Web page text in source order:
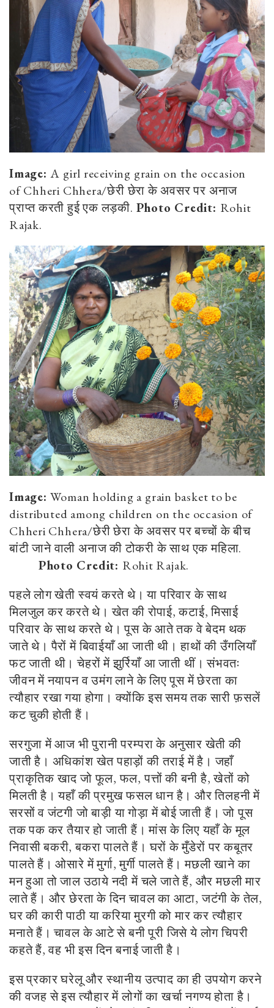
Image:A girl receiving grain on the occasion
of Chheri Chhera/छेरी छेरा के अवसर पर अनाज
प्राप्त करती हुई एक लड़की. Photo Credit: Rohit
Rajak.
Image:Woman holding a grain basket to be
distributed among children on the occasion of
Chheri Chhera/छेरी छेरा के अवसर पर बच्चों के बीच
बांटी जाने वाली अनाज की टोकरी के साथ एक महिला.
Photo Credit: Rohit Rajak.
पहले लोग खेती स्वयं करते थे। या परिवार के साथ
मिलजुल कर करते थे। खेत की रोपाई, कटाई, मिसाई
परिवार के साथ करते थे। पूस के आते तक वे बेदम थक
जाते थे। पैरों में बिवाईयाँ आ जाती थी। हाथों की उँगलियाँ
फट जाती थी। चेहरों में झुर्रियाँ आ जाती थीं। संभवतः
जीवन में नयापन व उमंग लाने के लिए पूस में छेरता का
त्यौहार रखा गया होगा। क्योंकि इस समय तक सारी फ़सलें
कट चुकी होती हैं।
सरगुजा में आज भी पुरानी परम्परा के अनुसार खेती की
जाती है। अधिकांश खेत पहाड़ों की तराई में है। जहाँ
प्राकृतिक खाद जो फूल, फल, पत्तों की बनी है, खेतों को
मिलती है। यहाँ की प्रमुख फसल धान है। और तिलहनी में
सरसों व जंटगी जो बाड़ी या गोड़ा में बोई जाती हैं। जो पूस
तक पक कर तैयार हो जाती हैं। मांस के लिए यहाँ के मूल
निवासी बकरी, बकरा पालते हैं। घरों के मुँडेरों पर कबूतर
पालते हैं। ओसारे में मुर्गा, मुर्गी पालते हैं। मछली खाने का
मन हुआ तो जाल उठाये नदी में चले जाते हैं, और मछली मार
लाते हैं। और छेरता के दिन चावल का आटा, जटंगी के तेल,
घर की कारी पाठी या करिया मुरगी को मार कर त्यौहार
मनाते हैं। चावल के आटे से बनी पूरी जिसे ये लोग चिपरी
कहते हैं, वह भी इस दिन बनाई जाती है।
इस प्रकार घरेलू और स्थानीय उत्पाद का ही उपयोग करने
की वजह से इस त्यौहार में लोगों का खर्चा नगण्य होता है।